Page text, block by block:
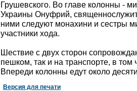
Грушевского. Во главе колонны -
Украины Онуфрий,
ними следуют монахини и сестры
участники хода.
Шествие с двух сторон
пешком, так и на транспорте, в том
Впереди колонны едут около
Версия для печати